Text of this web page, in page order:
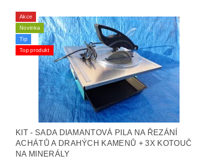
Akce
Novinka
Tip
Top produkt
KIT - SADA DIAMANTOVÁ PILA NA ŘEZÁNÍ
ACHÁTŮ A DRAHÝCH KAMENŮ + 3X KOTOUČ
NA MINERÁLY